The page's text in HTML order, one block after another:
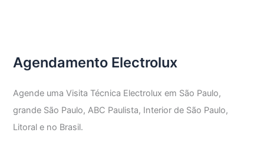
Agendamento Electrolux
Agende uma Visita Técnica Electrolux em São Paulo,
grande São Paulo, ABC Paulista, Interior de São Paulo,
Litoral e no Brasil.